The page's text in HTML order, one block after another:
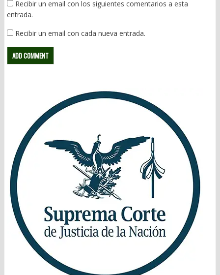
Recibir un email con los siguientes comentarios a esta
entrada.
Recibir un email con cada nueva entrada.